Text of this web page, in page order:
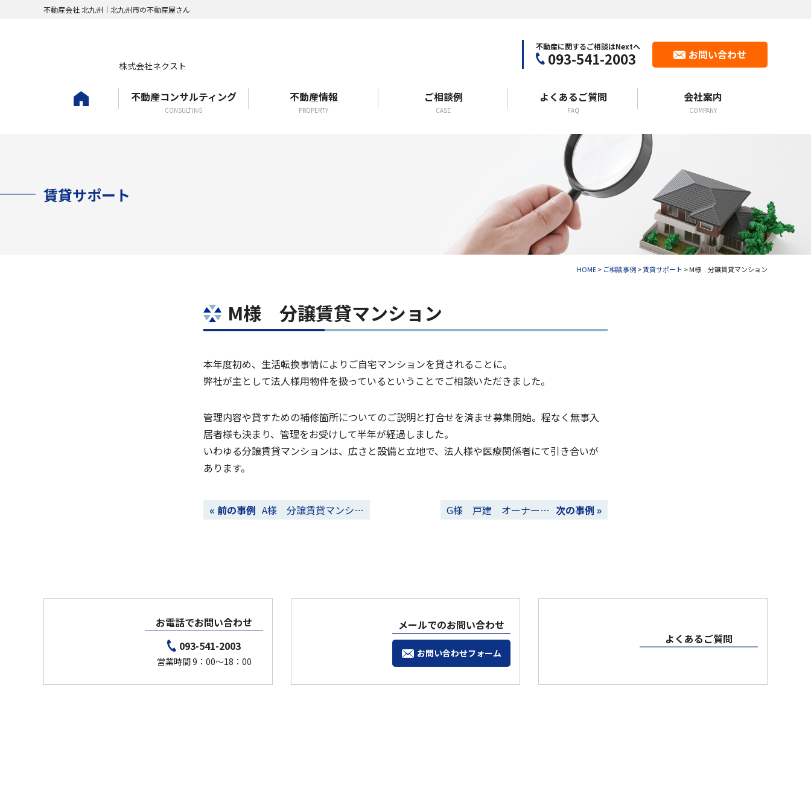
不動産会社 北九州｜北九州市の不動産屋さん
株式会社ネクスト
不動産に関するご相談はNextへ
093-541-2003 お問い合わせ
不動産コンサルティング
CONSULTING
不動産情報
PROPERTY
ご相談例
CASE
よくあるご質問
FAQ
会社案内
COMPANY
賃貸サポート
HOME> ご相談事例>賃貸サポート >M様 分譲賃貸マンション
M様 分譲賃貸マンション
本年度初め、生活転換事情によりご自宅マンションを貸されることに。
弊社が主として法人様用物件を扱っているということでご相談いただきました。
管理内容や貸すための補修箇所についてのご説明と打合せを済ませ募集開始。程なく無事入
居者様も決まり、管理をお受けして半年が経過しました。
いわゆる分譲賃貸マンションは、広さと設備と立地で、法人様や医療関係者にて引き合いが
あります。
A様 分譲賃貸マンシ… G様 戸建 オーナー…
お電話でお問い合わせ
093-541-2003
営業時間 9：00～18：00
メールでのお問い合わせ
お問い合わせフォーム
よくあるご質問